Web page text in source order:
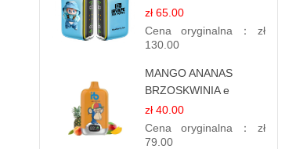
jednorazowe
zł 65.00
Cena oryginalna： zł
130.00
MANGO ANANAS
BRZOSKWINIA e
papierosy – 12.000
zaciągnięć
zł 40.00
Cena oryginalna： zł
79.00